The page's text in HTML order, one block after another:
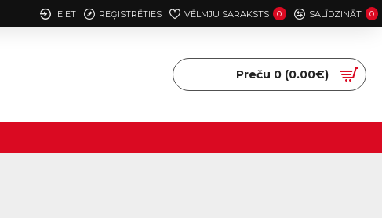
IEIET REĢISTRĒTIES VĒLMJU SARAKSTS 0 SALĪDZINĀT 0
Preču 0 (0.00€)